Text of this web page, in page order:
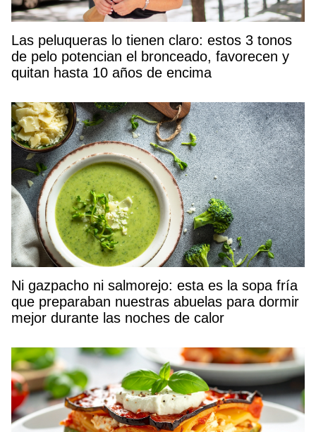
Las peluqueras lo tienen claro: estos 3 tonos
de pelo potencian el bronceado, favorecen y
quitan hasta 10 años de encima
Ni gazpacho ni salmorejo: esta es la sopa fría
que preparaban nuestras abuelas para dormir
mejor durante las noches de calor